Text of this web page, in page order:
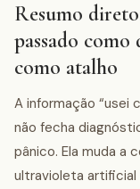
Resumo
passado
como atalho
A informação “usei
não fecha
pânico. Ela muda a
ultravioleta artificial